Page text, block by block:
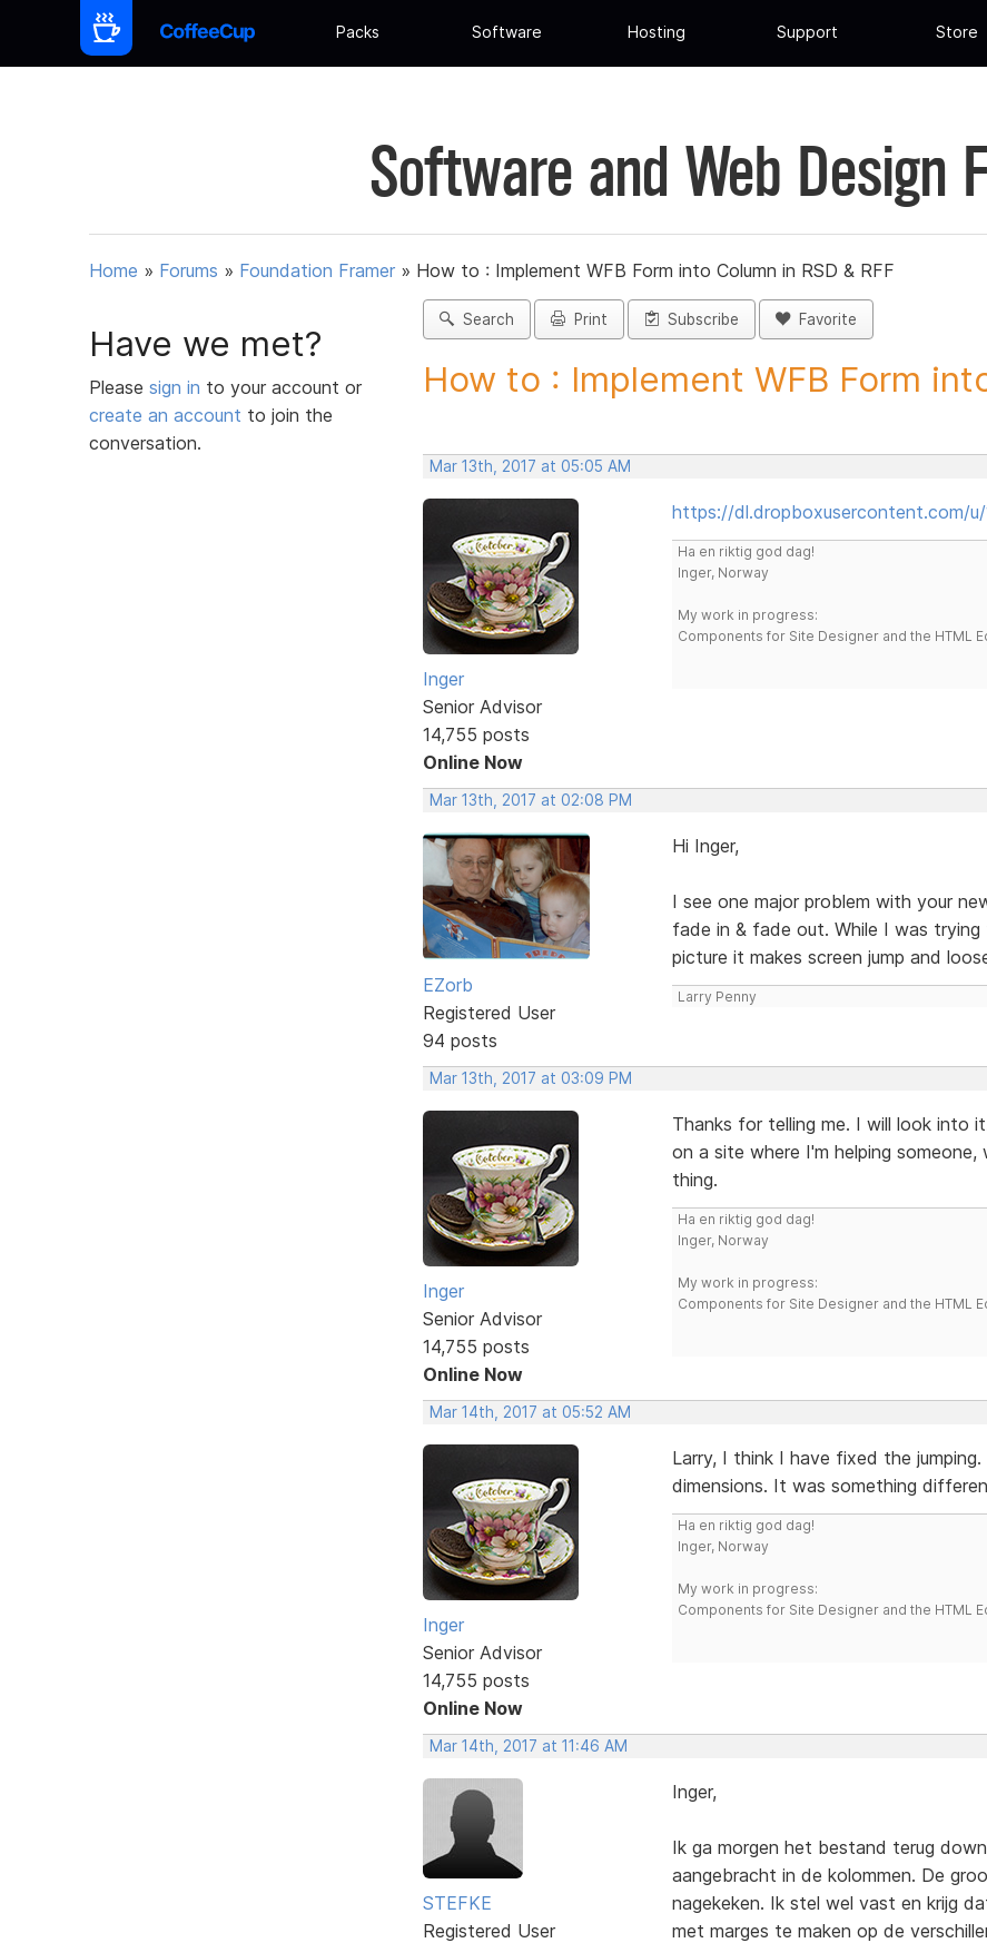
Packs Software Hosting Support Store
Software and Web Design
Home » Forums » Foundation Framer » How to : Implement WFB Form into Column in RSD & RFF
Have we met?
Please sign in to your account or
create an account to join the
conversation.
Search Print Subscribe Favorite
How to : Implement WFB Form
Mar 13th, 2017 at 05:05 AM
Inger
Senior Advisor
14,755 posts
Online Now
https://dl.dropboxusercontent.com/
Ha en riktig god dag!
Inger, Norway
My work in progress:
Components for Site Designer and the HTML
Mar 13th, 2017 at 02:08 PM
EZorb
Registered User
94 posts
Hi Inger,
I see one major problem with your
fade in & fade out. While I was
picture it makes screen jump and
Larry Penny
Mar 13th, 2017 at 03:09 PM
Inger
Senior Advisor
14,755 posts
Online Now
Thanks for telling me. I will look into
on a site where I'm helping
thing.
Ha en riktig god dag!
Inger, Norway
My work in progress:
Components for Site Designer and the HTML
Mar 14th, 2017 at 05:52 AM
Inger
Senior Advisor
14,755 posts
Online Now
Larry, I think I have fixed the
dimensions. It was something
Ha en riktig god dag!
Inger, Norway
My work in progress:
Components for Site Designer and the HTML
Mar 14th, 2017 at 11:46 AM
STEFKE
Registered User
Inger,
Ik ga morgen het bestand terug
aangebracht in de kolommen. De
nagekeken. Ik stel wel vast en krijg
met marges te maken op de